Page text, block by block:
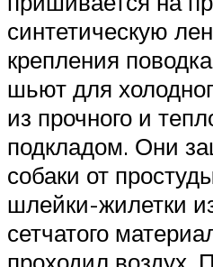
синтетическую
крепления
шьют для
из прочного и
подкладом. Они
собаки от
шлейки-жилетки
сетчатого